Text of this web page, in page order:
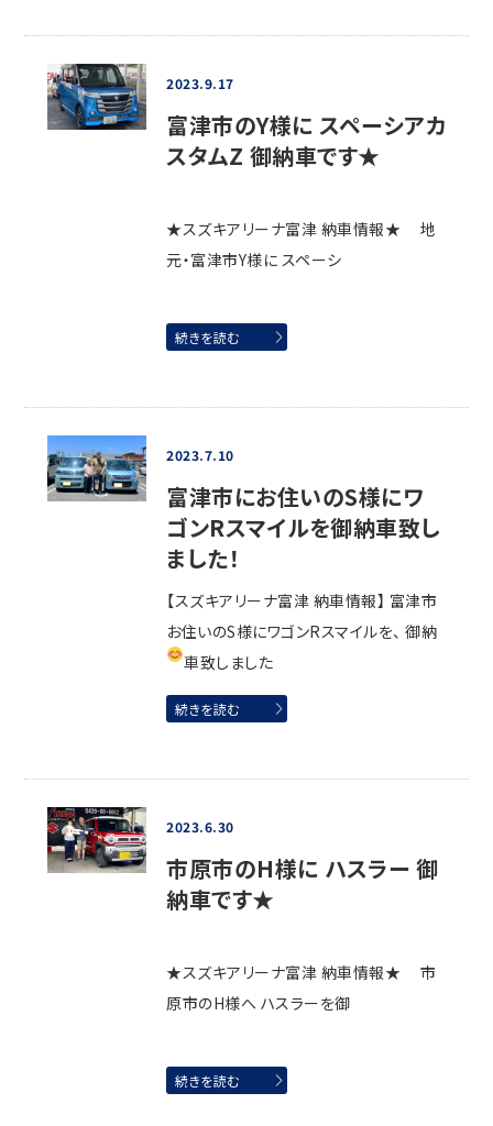
2023.9.17
富津市のY様に スペーシアカ
スタムZ 御納車です★
★スズキアリーナ富津 納車情報★ 地
元・富津市Y様に スペーシ
続きを読む
2023.7.10
富津市にお住いのS様にワ
ゴンRスマイルを御納車致し
ました！
【スズキアリーナ富津 納車情報】 富津市
お住いのS様にワゴンRスマイルを、 御納
車致しました
続きを読む
2023.6.30
市原市のH様に ハスラー 御
納車です★
★スズキアリーナ富津 納車情報★ 市
原市のH様へ ハスラーを御
続きを読む